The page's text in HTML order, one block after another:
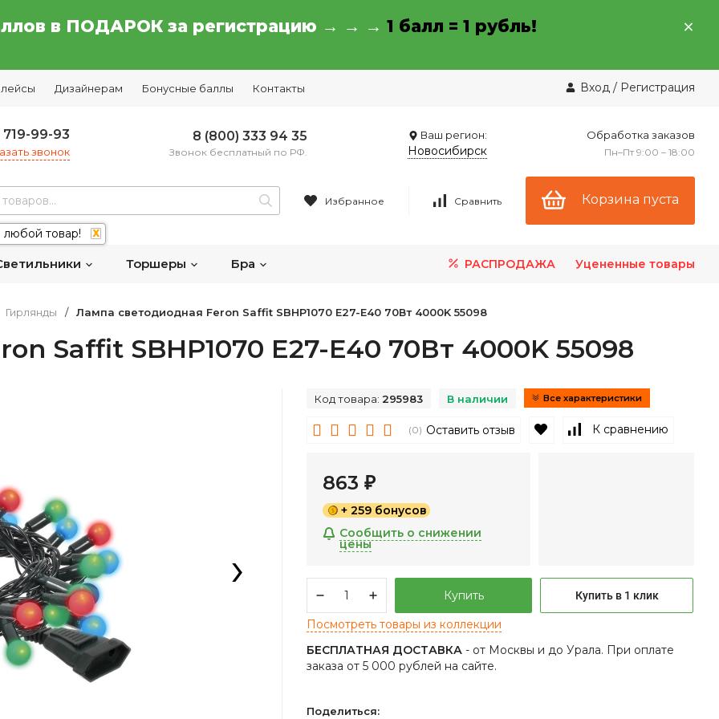
в ПОДАРОК за регистрацию → → → 1 балл = 1 рубль!
Дизайнерам Бонусные баллы Контакты Вход / Регистрация
99-93
звонок
8 (800) 333 94 35
Звонок бесплатный по РФ.
Ваш регион:
Новосибирск
Обработка заказов
Пн–Пт 9:00 – 18:00
товар! X
Избранное Сравнить Корзина пуста
Торшеры Бра РАСПРОДАЖА Уцененные товары
Гирлянды / Лампа светодиодная Feron Saffit SBHP1070 E27-E40 70Вт 4000K 55098
Saffit SBHP1070 E27-E40 70Вт 4000K 55098
›
Код товара: 295983 В наличии Все характеристики
(0) Оставить отзыв В избранное
К сравнению
863₽
+ 259 бонусов
Сообщить о снижении
цены
Купить Купить в 1 клик
Посмотреть товары из коллекции
БЕСПЛАТНАЯ ДОСТАВКА - от Москвы и до Урала. При оплате
заказа от 5 000 рублей на сайте.
Поделиться: